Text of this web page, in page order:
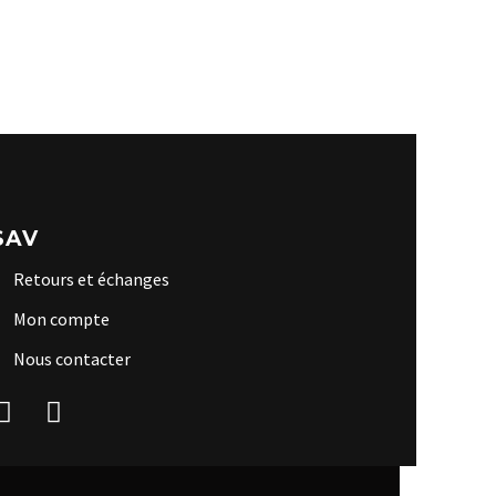
Retours et échanges
Mon compte
Nous contacter